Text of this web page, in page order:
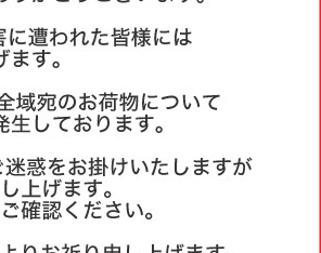
よくある質問
商品ガイド
会社概要